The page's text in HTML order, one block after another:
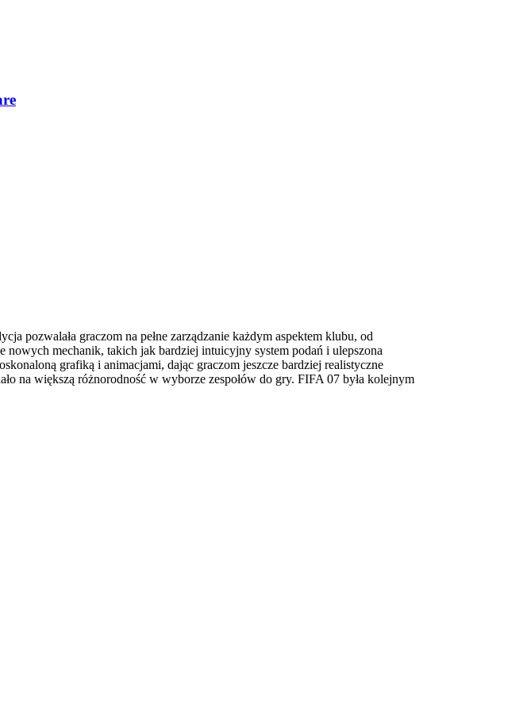
pozwalała graczom na pełne zarządzanie każdym aspektem klubu, od
nowych mechanik, takich jak bardziej intuicyjny system podań i ulepszona
grafiką i animacjami, dając graczom jeszcze bardziej realistyczne
na większą różnorodność w wyborze zespołów do gry. FIFA 07 była kolejnym